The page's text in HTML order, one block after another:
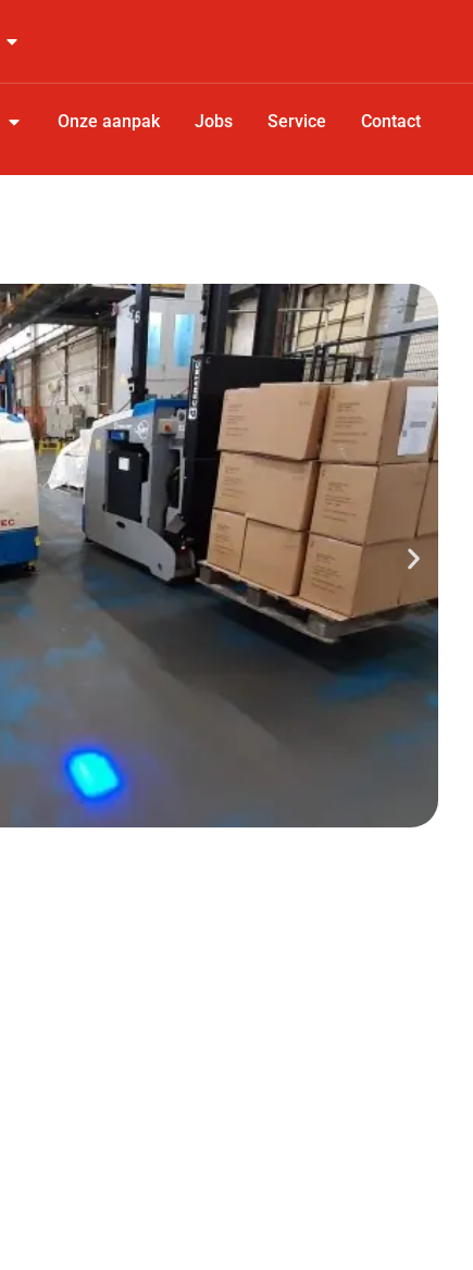
Onze aanpak Jobs Service Contact